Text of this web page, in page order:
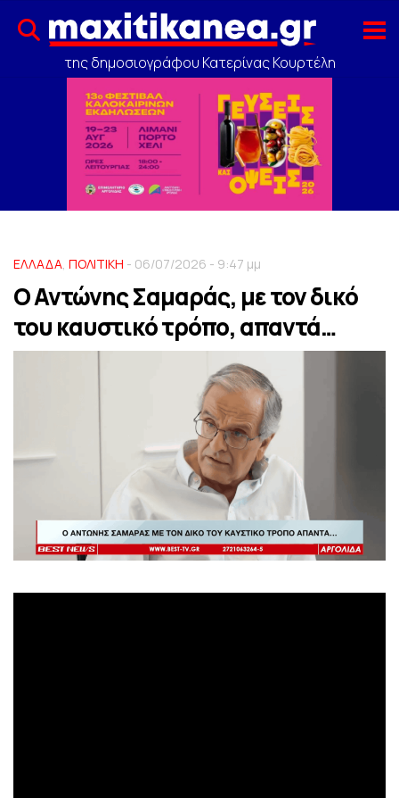
της δημοσιογράφου Κατερίνας Κουρτέλη
ΕΛΛΑΔΑ, ΠΟΛΙΤΙΚΗ - 06/07/2026 - 9:47 μμ
Ο Αντώνης Σαμαράς, με τον δικό
του καυστικό τρόπο, απαντά…